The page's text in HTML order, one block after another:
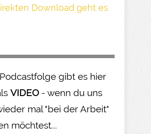
n Download geh t es
gibt es hier
VIDEO- wenn du uns
mal "bei der Arbeit"
möchtest...